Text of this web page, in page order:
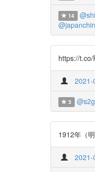
14
https://t.co/
2021-
3
1912年（
2021-